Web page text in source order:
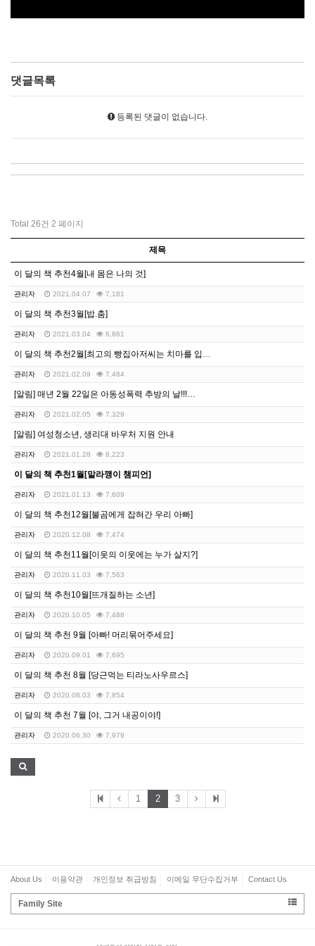
댓글목록
등록된 댓글이 없습니다.
Total 26건 2 페이지
제목
이 달의 책 추천4월[내 몸은 나의 것]
관리자 2021.04.07 7,181
이 달의 책 추천3월[밥.춤]
관리자 2021.03.04 6,861
관리자 2021.02.09 7,484
[알림] 매년 2월 22일은 아동성폭력 추방의 날!!!…
관리자 2021.02.05 7,329
[알림] 여성청소년, 생리대 바우처 지원 안내
관리자 2021.01.28 8,223
이 달의 책 추천1월[말라깽이 챔피언]
관리자 2021.01.13 7,609
이 달의 책 추천12월[불곰에게 잡혀간 우리 아빠]
관리자 2020.12.08 7,474
이 달의 책 추천11월[이웃의 이웃에는 누가 살지?]
관리자 2020.11.03 7,563
이 달의 책 추천10월[뜨개질하는 소년]
관리자 2020.10.05 7,488
이 달의 책 추천 9월 [아빠! 머리묶어주세요]
관리자 2020.09.01 7,695
이 달의 책 추천 8월 [당근먹는 티라노사우르스]
관리자 2020.08.03 7,854
이 달의 책 추천 7월 [야, 그거 내공이야!]
관리자 2020.06.30 7,979
1 2 3
About Us 이용약관 개인정보 취급방침 이메일 무단수집거부 Contact Us
Family Site